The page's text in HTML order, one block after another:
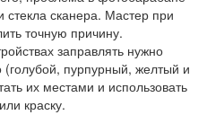
стекла сканера. Мастер при
точную причину.
заправлять нужно
пурпурный, желтый и
их местами и использовать
краску.